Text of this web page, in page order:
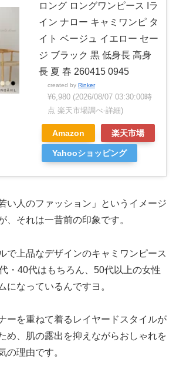
ロング ロングワンピース Iラ
イン ナロー キャミワンピ タ
イト ベージュ イエロー セー
ジ ブラック 黒 低身長 高身
長 夏 春 260415 0945
created by Rinker
¥6,980 (2026/08/07 03:30:00時
点 楽天市場調べ-詳細)
Amazon 楽天市場
Yahooショッピング
い人のファッション」というイメージ
、それは一昔前の印象です。
で上品なデザインのキャミワンピース
・40代はもちろん、50代以上の女性
になっているんですヨ。
ーを重ねて着るレイヤードスタイルが
め、肌の露出を抑えながらおしゃれを
の理由です。